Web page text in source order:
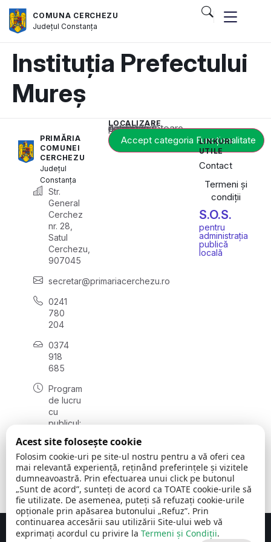
COMUNA CERCHEZU
JudețulConstanța
Instituția Prefectului
Mureș
PRIMĂRIA
COMUNEI
CERCHEZU
Județul
Constanța
Str.
General
Cerchez
nr. 28,
Satul
Cerchezu,
907045
secretar@primariacerchezu.ro
0241
780
204
0374
918
685
Program
de lucru
cu
publicul:
08:00 -
16:30
, vineri:
08:00 -
14:00
LOCALIZARE
Acest conținut este blocat până când acceptați categoria corespunzătoare de cookie-uri.
Accept categoria Funcționalitate
LINKURI
UTILE
Contact
Termeni și
condiții
S.O.S.
pentru
administrația
publică
locală
Concept realizat de Big Media Relații Publice SRL
Acest site folosește cookie
Folosim cookie-uri pe site-ul nostru pentru a vă oferi cea
mai relevantă experiență, reținând preferințele și vizitele
dumneavoastră. Prin efectuarea unui click pe butonul
„Sunt de acord”, sunteți de acord ca TOATE cookie-urile să
fie utilizate. De asemenea, puteți să refuzați cookie-urile
opționale prin apăsarea butonului „Refuz”. Prin
continuarea accesării sau utilizării Site-ului web vă
exprimați acordul cu privire la Termeni și Condiții.